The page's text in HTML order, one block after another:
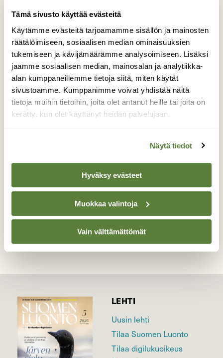
Tämä sivusto käyttää evästeitä
Käytämme evästeitä tarjoamamme sisällön ja mainosten
räätälöimiseen, sosiaalisen median ominaisuuksien
tukemiseen ja kävijämäärämme analysoimiseen. Lisäksi
jaamme sosiaalisen median, mainosalan ja analytiikka-
alan kumppaneillemme tietoja siitä, miten käytät
sivustoamme. Kumppanimme voivat yhdistää näitä
tietoja muihin tietoihin, joita olet antanut heille tai joita on
kerätty, kun olet käyttänyt heidän palvelujaan.
Näytä tiedot
Hyväksy evästeet
Muokkaa valintoja
Vain välttämättömät
Valkoposkihanhien
ruokailua
Laajalla peltoaukiolla on valtaisa hanhiparvi
ja kaikenaikaa pellolle laskeutui lisää
pienempiä parvia muiden joukkoon
Valokuvaaja: Tuula Makkonen, Rääkkylä Sintsi
27.9.2015
TAKAISIN LISTAAN
LEHTI
Uusin lehti
Tilaa Suomen Luonto
Tilaa digilukuoikeus